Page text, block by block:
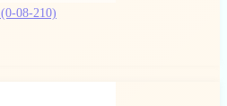
(0-08-210)